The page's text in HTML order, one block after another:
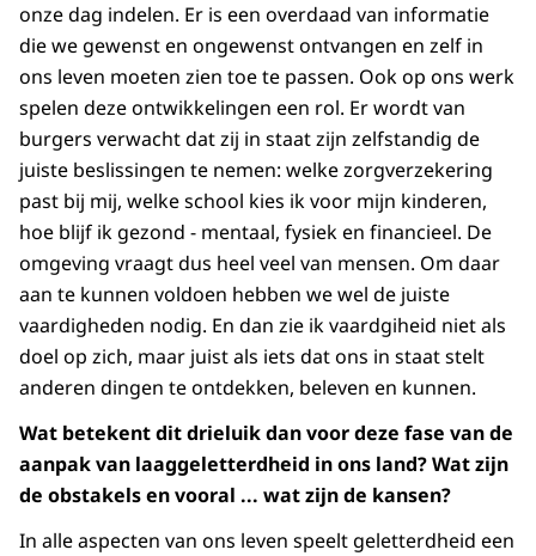
onze dag indelen. Er is een overdaad van informatie
die we gewenst en ongewenst ontvangen en zelf in
ons leven moeten zien toe te passen. Ook op ons werk
spelen deze ontwikkelingen een rol. Er wordt van
burgers verwacht dat zij in staat zijn zelfstandig de
juiste beslissingen te nemen: welke zorgverzekering
past bij mij, welke school kies ik voor mijn kinderen,
hoe blijf ik gezond - mentaal, fysiek en financieel. De
omgeving vraagt dus heel veel van mensen. Om daar
aan te kunnen voldoen hebben we wel de juiste
vaardigheden nodig. En dan zie ik vaardgiheid niet als
doel op zich, maar juist als iets dat ons in staat stelt
anderen dingen te ontdekken, beleven en kunnen.
Wat betekent dit drieluik dan voor deze fase van de
aanpak van laaggeletterdheid in ons land? Wat zijn
de obstakels en vooral ... wat zijn de kansen?
In alle aspecten van ons leven speelt geletterdheid een